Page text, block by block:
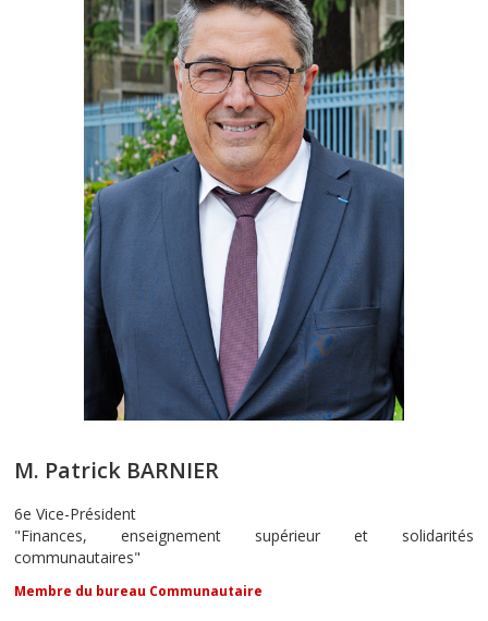
M. Patrick BARNIER
6e Vice-Président
"Finances, enseignement supérieur et solidarités
communautaires"
Membre du bureau Communautaire